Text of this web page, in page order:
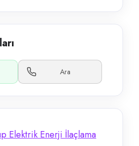
Ara
Elektrik Enerji İlaçlama